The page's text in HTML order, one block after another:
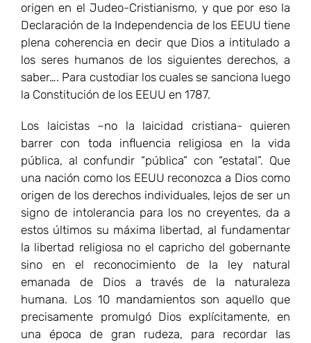
origen en el Judeo-Cristianismo, y que por eso la
Declaración de la Independencia de los EEUU tiene
plena coherencia en decir que Dios a intitulado a
los seres humanos de los siguientes derechos, a
saber…. Para custodiar los cuales se sanciona luego
la Constitución de los EEUU en 1787.
Los laicistas –no la laicidad cristiana- quieren
barrer con toda influencia religiosa en la vida
pública, al confundir “pública” con “estatal”. Que
una nación como los EEUU reconozca a Dios como
origen de los derechos individuales, lejos de ser un
signo de intolerancia para los no creyentes, da a
estos últimos su máxima libertad, al fundamentar
la libertad religiosa no el capricho del gobernante
sino en el reconocimiento de la ley natural
emanada de Dios a través de la naturaleza
humana. Los 10 mandamientos son aquello que
precisamente promulgó Dios explícitamente, en
una época de gran rudeza, para recordar las